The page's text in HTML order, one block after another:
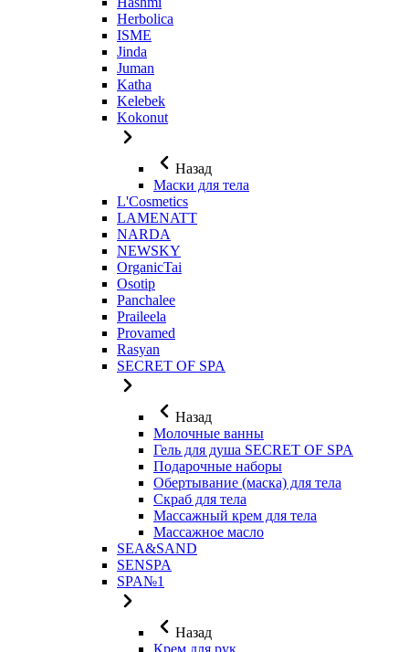
Herbolica
ISME
Jinda
Juman
Katha
Kelebek
Kokonut
Назад
Маски для тела
L'Cosmetics
LAMENATT
NARDA
NEWSKY
OrganicTai
Osotip
Panchalee
Praileela
Provamed
Rasyan
SECRET OF SPA
Назад
Молочные ванны
Гель для душа SECRET OF SPA
Подарочные наборы
Обертывание (маска) для тела
Скраб для тела
Массажный крем для тела
Массажное масло
SEA&SAND
SENSPA
SPA№1
Назад
Крем для рук